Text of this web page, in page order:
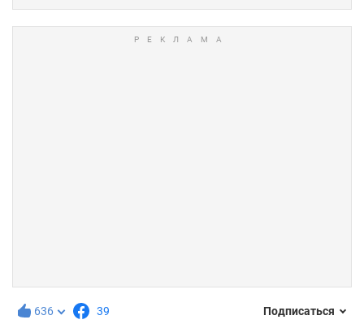
636 39 Подписаться